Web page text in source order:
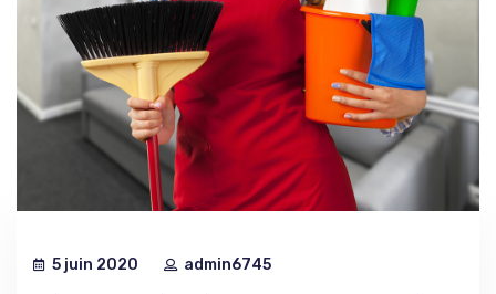
5 juin 2020 admin6745